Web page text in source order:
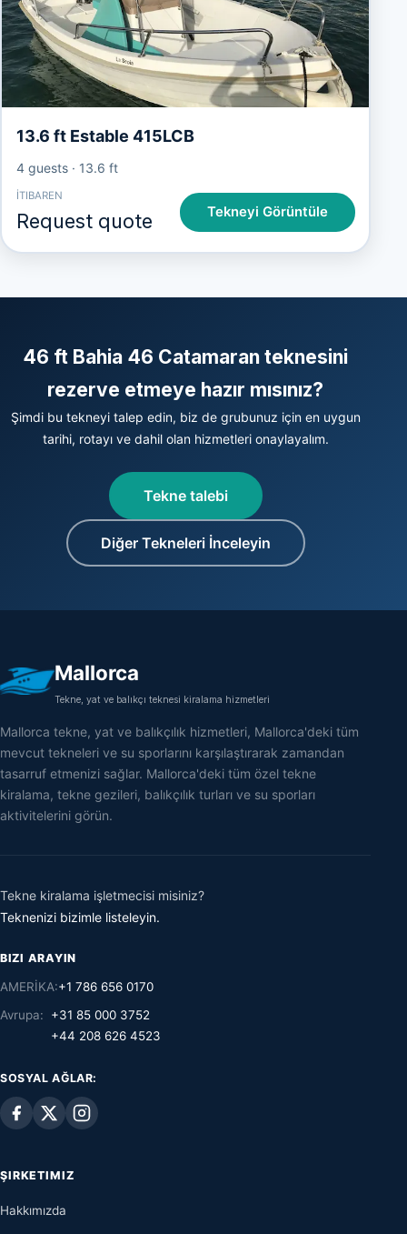
13.6 ft Estable 415LCB
4 guests· 13.6 ft
İTIBAREN
Request quote Tekneyi Görüntüle
46 ft Bahia 46 Catamaran teknesini
rezerve etmeye hazır mısınız?
Şimdi bu tekneyi talep edin, biz de grubunuz için en uygun
tarihi, rotayı ve dahil olan hizmetleri onaylayalım.
Tekne talebi
Diğer Tekneleri İnceleyin
Mallorca
Tekne, yat ve balıkçı teknesi kiralama hizmetleri
Mallorca tekne, yat ve balıkçılık hizmetleri, Mallorca'deki tüm
mevcut tekneleri ve su sporlarını karşılaştırarak zamandan
tasarruf etmenizi sağlar. Mallorca'deki tüm özel tekne
kiralama, tekne gezileri, balıkçılık turları ve su sporları
aktivitelerini görün.
Tekne kiralama işletmecisi misiniz?
Teknenizi bizimle listeleyin.
BIZI ARAYIN
AMERİKA:+1 786 656 0170
Avrupa:
+31 85 000 3752
+44 208 626 4523
SOSYAL AĞLAR:
ŞIRKETIMIZ
Hakkımızda